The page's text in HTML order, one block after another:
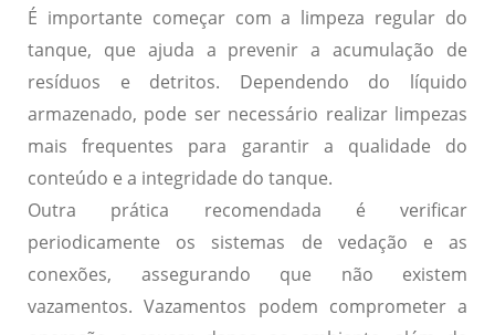
É importante começar com a limpeza regular do
tanque, que ajuda a prevenir a acumulação de
resíduos e detritos. Dependendo do líquido
armazenado, pode ser necessário realizar limpezas
mais frequentes para garantir a qualidade do
conteúdo e a integridade do tanque.
Outra prática recomendada é verificar
periodicamente os sistemas de vedação e as
conexões, assegurando que não existem
vazamentos. Vazamentos podem comprometer a